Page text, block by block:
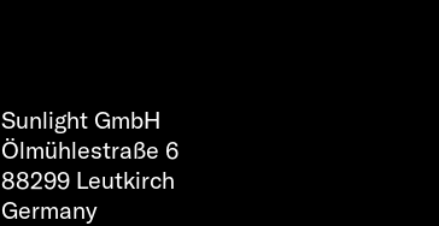
Sunlight GmbH
Ölmühlestraße 6
88299 Leutkirch
Germany